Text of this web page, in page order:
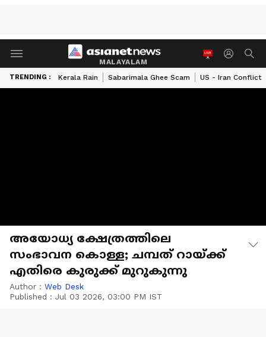
MALAYALAM
TRENDING : Kerala Rain Sabarimala Ghee Scam US - Iran Conflict
അയോധ്യ ക്ഷേത്രത്തിലെ
സംഭാവന കൊള്ള; ചമ്പത് റായ്ക്ക്
എതിരെ കുരുക്ക് മുറുകുന്നു
Author : Web Desk
Published : Jul 03 2026, 03:00 PM IST